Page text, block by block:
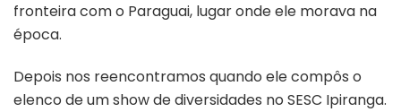
fronteira com o Paraguai, lugar onde ele morava na
época.
Depois nos reencontramos quando ele compôs o
elenco de um show de diversidades no SESC Ipiranga.